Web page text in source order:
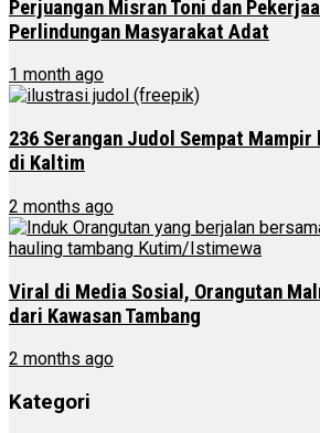
Perjuangan Misran Toni dan
Perlindungan Masyarakat Adat
1 month ago
236 Serangan Judol Sempat Mampir
di Kaltim
2 months ago
Viral di Media Sosial, Orangutan
dari Kawasan Tambang
2 months ago
Kategori